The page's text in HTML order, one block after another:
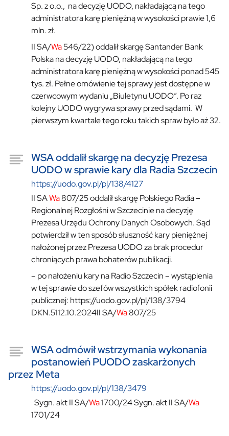
Sp. z o.o., na decyzję UODO, nakładającą na tego
administratora karę pieniężną w wysokości prawie 1,6
mln. zł.
II SA/Wa546/22) oddalił skargę Santander Bank
Polska na decyzję UODO, nakładającą na tego
administratora karę pieniężną w wysokości ponad 545
tys. zł. Pełne omówienie tej sprawy jest dostępne w
czerwcowym wydaniu „Biuletynu UODO”. Po raz
kolejny UODO wygrywa sprawy przed sądami. W
pierwszym kwartale tego roku takich spraw było aż 32.
WSA oddalił skargę na decyzję Prezesa
UODO w sprawie kary dla Radia Szczecin
https://uodo.gov.pl/pl/138/4127
II SAWa807/25 oddalił skargę Polskiego Radia –
Regionalnej Rozgłośni w Szczecinie na decyzję
Prezesa Urzędu Ochrony Danych Osobowych. Sąd
potwierdził w ten sposób słuszność kary pieniężnej
nałożonej przez Prezesa UODO za brak procedur
chroniących prawa bohaterów publikacji.
– po nałożeniu kary na Radio Szczecin – wystąpienia
w tej sprawie do szefów wszystkich spółek radiofonii
publicznej: https://uodo.gov.pl/pl/138/3794
DKN.5112.10.2024II SA/Wa807/25
WSA odmówił wstrzymania wykonania
postanowień PUODO zaskarżonych
przez Meta
https://uodo.gov.pl/pl/138/3479
Sygn. akt II SA/Wa1700/24 Sygn. akt II SA/Wa
1701/24